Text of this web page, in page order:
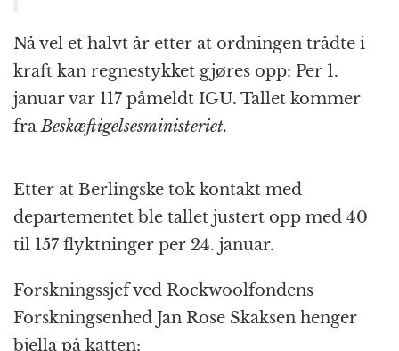
Nå vel et halvt år etter at ordningen trådte i
kraft kan regnestykket gjøres opp: Per 1.
januar var 117 påmeldt IGU. Tallet kommer
fraBeskæftigelsesministeriet.
Etter at Berlingske tok kontakt med
departementet ble tallet justert opp med 40
til 157 flyktninger per 24. januar.
Forskningssjef ved Rockwoolfondens
Forskningsenhed Jan Rose Skaksen henger
bjella på katten: